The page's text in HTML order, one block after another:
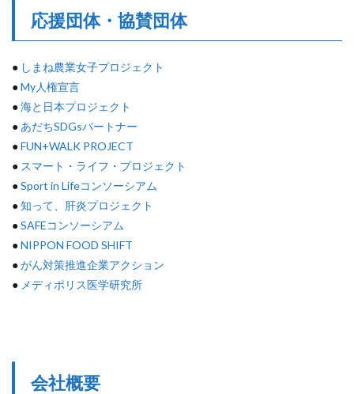
応援団体・協賛団体
● しまね農業女子プロジェクト
●My人権宣言
●海と日本プロジェクト
● あだちSDGsパートナー
●FUN+WALK PROJECT
● スマート・ライフ・プロジェクト
●Sport in Lifeコンソーシアム
●知って、肝炎プロジェクト
●SAFEコンソーシアム
●NIPPON FOOD SHIFT
●がん対策推進企業アクション
● メディポリス医学研究所
会社概要